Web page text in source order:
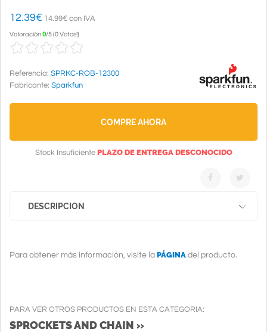
12.39€ 14.99€ con IVA
Valoración0/5(0 Votos!)
Referencia: SPRKC-ROB-12300
Fabricante: Sparkfun
COMPRE AHORA
Stock Insuficiente PLAZO DE ENTREGA DESCONOCIDO
DESCRIPCION
Para obtener más información, visite la PÁGINA del producto.
PARA VER OTROS PRODUCTOS EN ESTA CATEGORIA:
SPROCKETS AND CHAIN »